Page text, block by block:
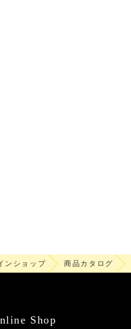
ンショップ 商品カタログ
Shop